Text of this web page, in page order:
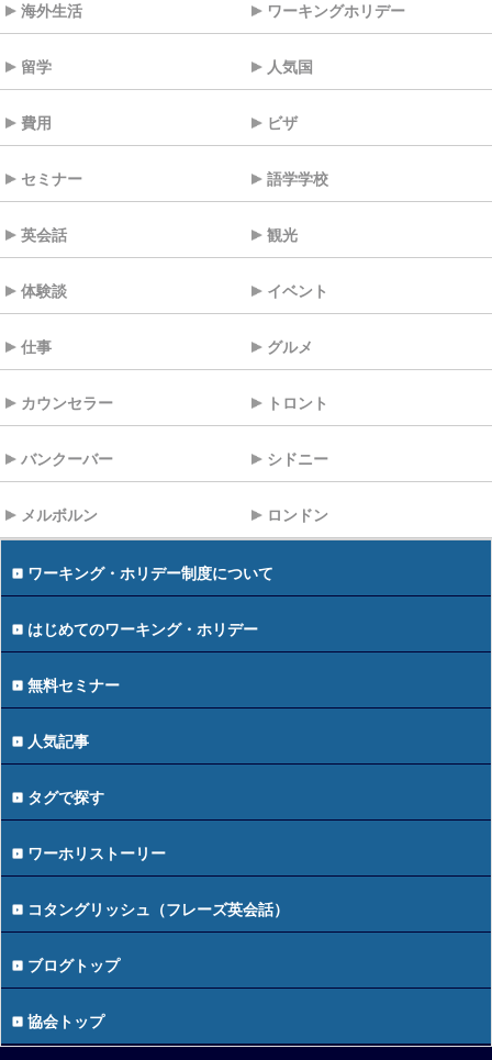
海外生活 ワーキングホリデー
留学 人気国
費用 ビザ
セミナー 語学学校
英会話 観光
体験談 イベント
仕事 グルメ
カウンセラー トロント
バンクーバー シドニー
メルボルン ロンドン
ワーキング・ホリデー制度について
はじめてのワーキング・ホリデー
無料セミナー
人気記事
タグで探す
ワーホリストーリー
コタングリッシュ（フレーズ英会話）
ブログトップ
協会トップ